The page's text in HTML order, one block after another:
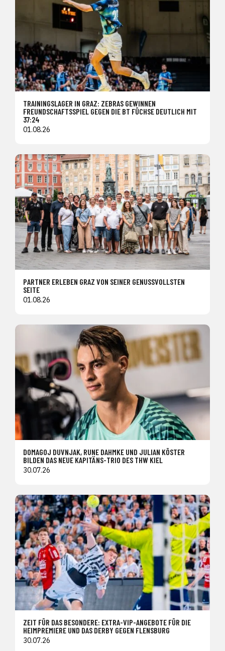
TRAININGSLAGER IN GRAZ: ZEBRAS GEWINNEN
FREUNDSCHAFTSSPIEL GEGEN DIE BT FÜCHSE DEUTLICH MIT
37:24
01.08.26
PARTNER ERLEBEN GRAZ VON SEINER GENUSSVOLLSTEN
SEITE
01.08.26
DOMAGOJ DUVNJAK, RUNE DAHMKE UND JULIAN KÖSTER
BILDEN DAS NEUE KAPITÄNS-TRIO DES THW KIEL
30.07.26
ZEIT FÜR DAS BESONDERE: EXTRA-VIP-ANGEBOTE FÜR DIE
HEIMPREMIERE UND DAS DERBY GEGEN FLENSBURG
30.07.26